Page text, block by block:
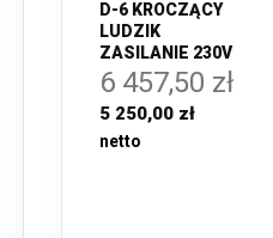
D-6 KROCZĄCY
LUDZIK
ZASILANIE 230V
6 457,50 zł
5 250,00 zł